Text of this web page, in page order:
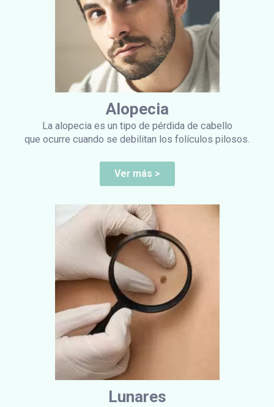
Alopecia
La alopecia es un tipo de pérdida de cabello
que ocurre cuando se debilitan los folículos pilosos.
Ver más >
Lunares